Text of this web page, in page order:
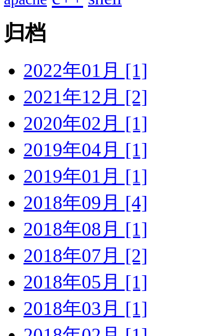
归档
2022年01月 [1]
2021年12月 [2]
2020年02月 [1]
2019年04月 [1]
2019年01月 [1]
2018年09月 [4]
2018年08月 [1]
2018年07月 [2]
2018年05月 [1]
2018年03月 [1]